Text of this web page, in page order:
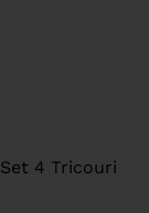
4 Tricouri